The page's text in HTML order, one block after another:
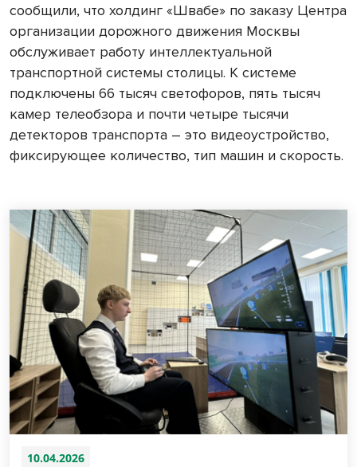
сообщили, что холдинг «Швабе» по заказу Центра
организации дорожного движения Москвы
обслуживает работу интеллектуальной
транспортной системы столицы. К системе
подключены 66 тысяч светофоров, пять тысяч
камер телеобзора и почти четыре тысячи
детекторов транспорта – это видеоустройство,
фиксирующее количество, тип машин и скорость.
10.04.2026